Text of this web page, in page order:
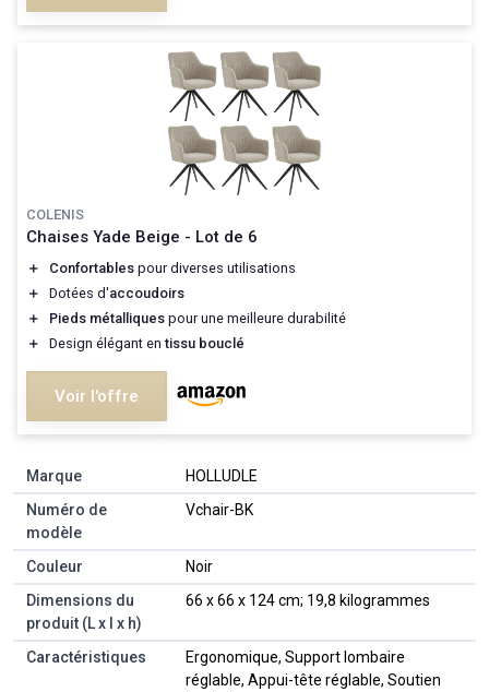
COLENIS
Chaises Yade Beige - Lot de 6
＋ Confortables pour diverses utilisations
＋
Dotées d'accoudoirs
＋
Pieds métalliques pour une meilleure durabilité
＋
Design élégant en tissu bouclé
Voir l'offre
Marque
‎HOLLUDLE
Numéro de
modèle
‎Vchair-BK
Couleur
‎Noir
Dimensions du
produit (L x l x h)
‎66 x 66 x 124 cm; 19,8 kilogrammes
Caractéristiques
‎Ergonomique, Support lombaire
réglable, Appui-tête réglable, Soutien